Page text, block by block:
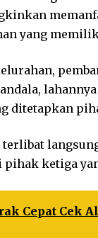
yang
ditetapkan
ketiga
Cepat Cek